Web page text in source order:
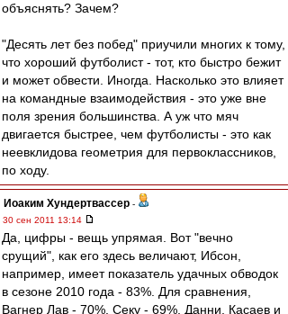
объяснять? Зачем?
"Десять лет без побед" приучили многих к тому,
что хороший футболист - тот, кто быстро бежит
и может обвести. Иногда. Насколько это влияет
на командные взаимодействия - это уже вне
поля зрения большинства. А уж что мяч
двигается быстрее, чем футболисты - это как
неевклидова геометрия для первоклассников,
по ходу.
Иоаким Хундертвассер -
30 сен 2011 13:14
Да, цифры - вещь упрямая. Вот "вечно
срущий", как его здесь величают, Ибсон,
например, имеет показатель удачных обводок
в сезоне 2010 года - 83%. Для сравнения,
Вагнер Лав - 70%, Секу - 69%, Данни, Касаев и